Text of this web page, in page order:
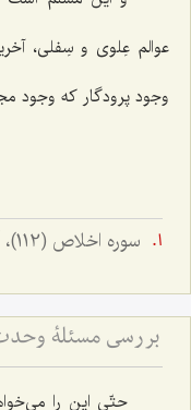
عوالم عِلوی و سِفلی،
وجود پرودگار که وجود
سوره اخلاص (112)، آیۀ 3.
حتّی این را